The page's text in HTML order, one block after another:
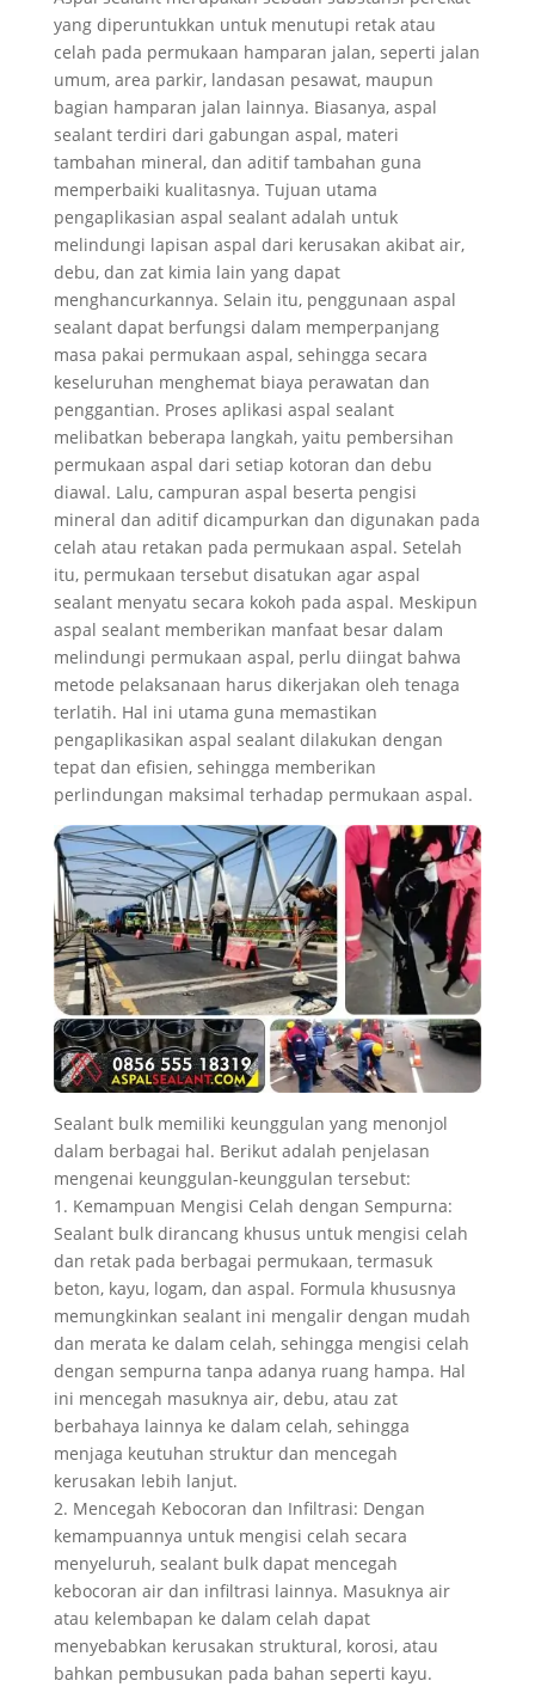
yang diperuntukkan untuk menutupi retak atau
celah pada permukaan hamparan jalan, seperti jalan
umum, area parkir, landasan pesawat, maupun
bagian hamparan jalan lainnya. Biasanya, aspal
sealant terdiri dari gabungan aspal, materi
tambahan mineral, dan aditif tambahan guna
memperbaiki kualitasnya. Tujuan utama
pengaplikasian aspal sealant adalah untuk
melindungi lapisan aspal dari kerusakan akibat air,
debu, dan zat kimia lain yang dapat
menghancurkannya. Selain itu, penggunaan aspal
sealant dapat berfungsi dalam memperpanjang
masa pakai permukaan aspal, sehingga secara
keseluruhan menghemat biaya perawatan dan
penggantian. Proses aplikasi aspal sealant
melibatkan beberapa langkah, yaitu pembersihan
permukaan aspal dari setiap kotoran dan debu
diawal. Lalu, campuran aspal beserta pengisi
mineral dan aditif dicampurkan dan digunakan pada
celah atau retakan pada permukaan aspal. Setelah
itu, permukaan tersebut disatukan agar aspal
sealant menyatu secara kokoh pada aspal. Meskipun
aspal sealant memberikan manfaat besar dalam
melindungi permukaan aspal, perlu diingat bahwa
metode pelaksanaan harus dikerjakan oleh tenaga
terlatih. Hal ini utama guna memastikan
pengaplikasikan aspal sealant dilakukan dengan
tepat dan efisien, sehingga memberikan
perlindungan maksimal terhadap permukaan aspal.
Sealant bulk memiliki keunggulan yang menonjol
dalam berbagai hal. Berikut adalah penjelasan
mengenai keunggulan-keunggulan tersebut:
1. Kemampuan Mengisi Celah dengan Sempurna:
Sealant bulk dirancang khusus untuk mengisi celah
dan retak pada berbagai permukaan, termasuk
beton, kayu, logam, dan aspal. Formula khususnya
memungkinkan sealant ini mengalir dengan mudah
dan merata ke dalam celah, sehingga mengisi celah
dengan sempurna tanpa adanya ruang hampa. Hal
ini mencegah masuknya air, debu, atau zat
berbahaya lainnya ke dalam celah, sehingga
menjaga keutuhan struktur dan mencegah
kerusakan lebih lanjut.
2. Mencegah Kebocoran dan Infiltrasi: Dengan
kemampuannya untuk mengisi celah secara
menyeluruh, sealant bulk dapat mencegah
kebocoran air dan infiltrasi lainnya. Masuknya air
atau kelembapan ke dalam celah dapat
menyebabkan kerusakan struktural, korosi, atau
bahkan pembusukan pada bahan seperti kayu.